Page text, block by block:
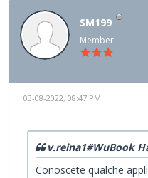
SM199
Member
03-08-2022, 08:47 PM
v.reina1#WuBook
Conoscete qualche